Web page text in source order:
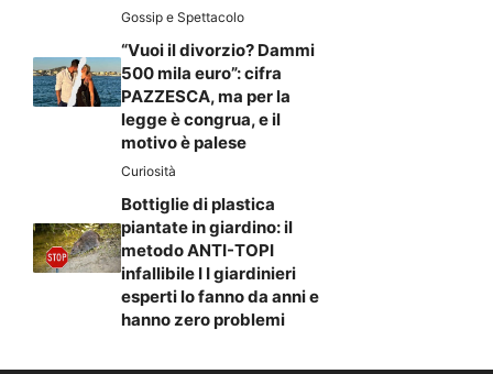
Gossip e Spettacolo
“Vuoi il divorzio? Dammi
500 mila euro”: cifra
PAZZESCA, ma per la
legge è congrua, e il
motivo è palese
Curiosità
Bottiglie di plastica
piantate in giardino: il
metodo ANTI-TOPI
infallibile I I giardinieri
esperti lo fanno da anni e
hanno zero problemi